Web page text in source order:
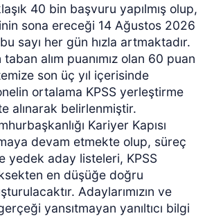
40 bin başvuru yapılmış olup,
sona ereceği 14 Ağustos 2026
sayı her gün hızla artmaktadır.
alım puanımız olan 60 puan
son üç yıl içerisinde
ortalama KPSS yerleştirme
alınarak belirlenmiştir.
Kariyer Kapısı
devam etmekte olup, süreç
yedek aday listeleri, KPSS
en düşüğe doğru
Adaylarımızın ve
yansıtmayan yanıltıcı bilgi